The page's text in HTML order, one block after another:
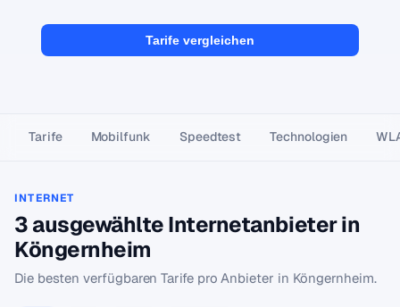
Tarife vergleichen
Tarife Mobilfunk Speedtest Technologien
INTERNET
3 ausgewählte Internetanbieter in
Köngernheim
Die besten verfügbaren Tarife pro Anbieter in Köngernheim.